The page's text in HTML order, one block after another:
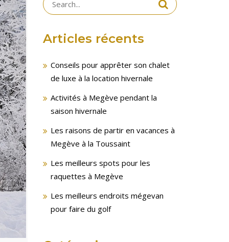
for:
Articles récents
Conseils pour apprêter son chalet
de luxe à la location hivernale
Activités à Megève pendant la
saison hivernale
Les raisons de partir en vacances à
Megève à la Toussaint
Les meilleurs spots pour les
raquettes à Megève
Les meilleurs endroits mégevan
pour faire du golf